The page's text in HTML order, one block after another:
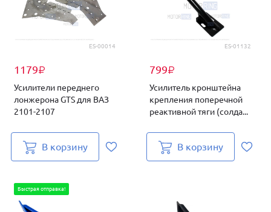
ES-00014
1179₽
Усилители переднего
лонжерона GTS для ВАЗ
2101-2107
В корзину
ES-01132
799₽
Усилитель кронштейна
крепления поперечной
реактивной тяги (солда...
В корзину
Быстрая отправка!